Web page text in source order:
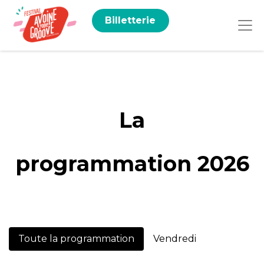
Billetterie
La
programmation 2026
Toute la programmation Vendredi